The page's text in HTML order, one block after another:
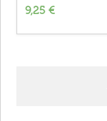
9,25 €